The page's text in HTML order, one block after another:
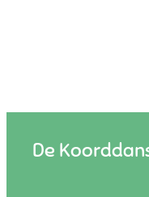
Contact &
De